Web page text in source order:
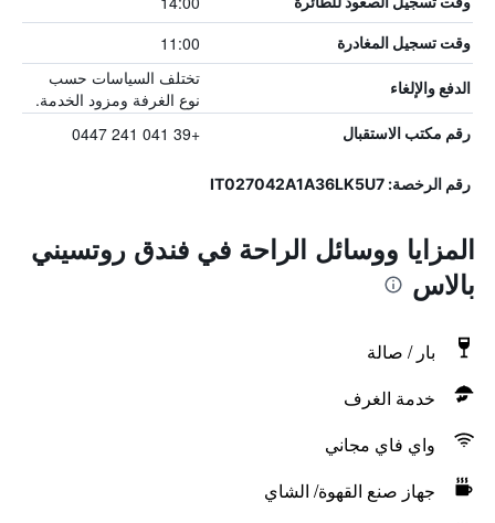
وقت تسجيل المغادرة 11:00
الدفع والإلغاء
تختلف السياسات حسب
نوع الغرفة ومزود الخدمة.
رقم مكتب الاستقبال +39 041 241 0447
رقم الرخصة: IT027042A1A36LK5U7
المزايا ووسائل الراحة في فندق روتسيني
بالاس
بار / صالة
خدمة الغرف
واي فاي مجاني
جهاز صنع القهوة/ الشاي